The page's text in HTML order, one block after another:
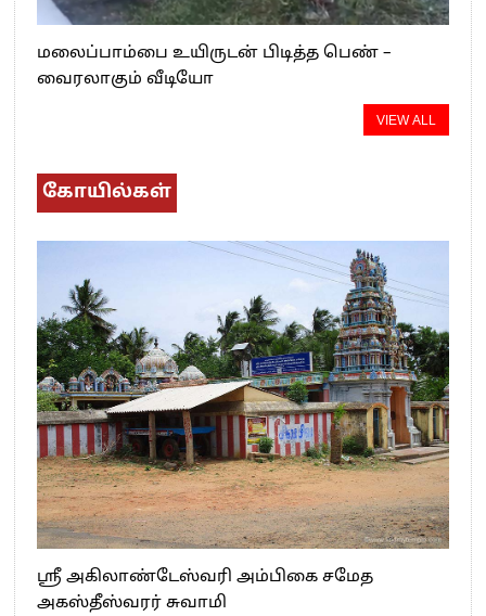
மலைப்பாம்பை உயிருடன் பிடித்த பெண் –
வைரலாகும் வீடியோ
VIEW ALL
கோயில்கள்
ஸ்ரீ அகிலாண்டேஸ்வரி அம்பிகை சமேத
அகஸ்தீஸ்வரர் சுவாமி